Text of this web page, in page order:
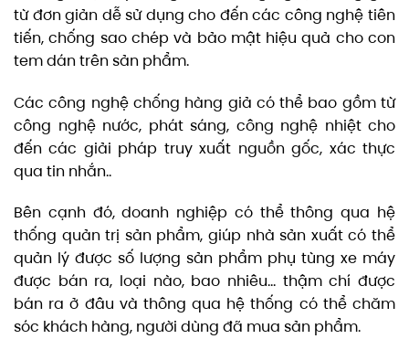
từ đơn giản dễ sử dụng cho đến các công nghệ tiên
tiến, chống sao chép và bảo mật hiệu quả cho con
tem dán trên sản phẩm.
Các công nghệ chống hàng giả có thể bao gồm từ
công nghệ nước, phát sáng, công nghệ nhiệt cho
đến các giải pháp truy xuất nguồn gốc, xác thực
qua tin nhắn..
Bên cạnh đó, doanh nghiệp có thể thông qua hệ
thống quản trị sản phẩm, giúp nhà sản xuất có thể
quản lý được số lượng sản phẩm phụ tùng xe máy
được bán ra, loại nào, bao nhiêu… thậm chí được
bán ra ở đâu và thông qua hệ thống có thể chăm
sóc khách hàng, người dùng đã mua sản phẩm.